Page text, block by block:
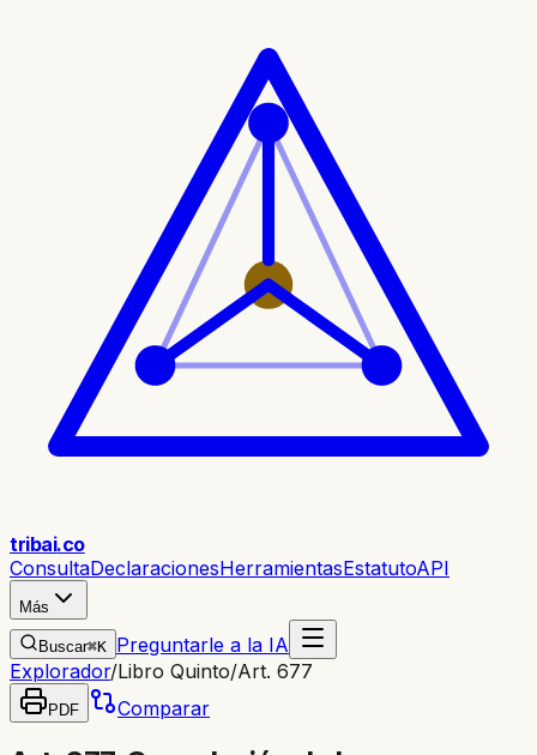
tribai.co
ConsultaDeclaracionesHerramientasEstatutoAPI
Más
Buscar⌘K Preguntarle a la IA
Explorador/Libro Quinto/Art. 677
PDF Comparar